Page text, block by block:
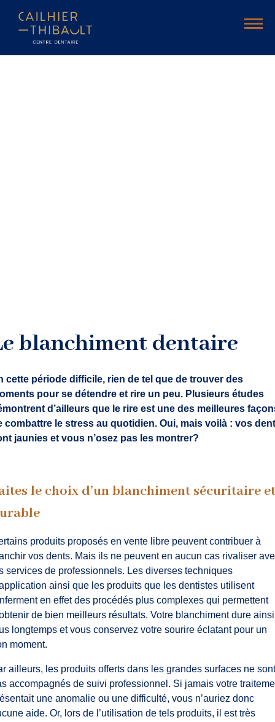
blanchiment dentaire
cette période difficile, rien de tel que de trouver des
pour se détendre et rire un peu. Plusieurs études
d’ailleurs que le rire est une des meilleures
combattre le stress au quotidien. Oui, mais voilà : vos
jaunies et vous n’osez pas les montrer?
le choix d’un blanchiment sécuritaire et
produits proposés en vente libre peuvent contribuer à
vos dents. Mais ils ne peuvent en aucun cas rivaliser
services de professionnels. Les diverses techniques
ainsi que les produits que les dentistes utilisent
en effet des procédés plus complexes qui permettent
de bien meilleurs résultats. Votre blanchiment dure ainsi
longtemps et vous conservez votre sourire éclatant pour un
moment.
ailleurs, les produits offerts dans les grandes surfaces ne sont
accompagnés de suivi professionnel. Si jamais votre
une anomalie ou une difficulté, vous n’auriez donc
aide. Or, lors de l’utilisation de tels produits, il est très